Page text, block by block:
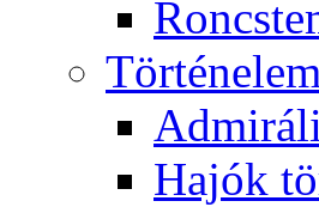
Történelem
Hajók